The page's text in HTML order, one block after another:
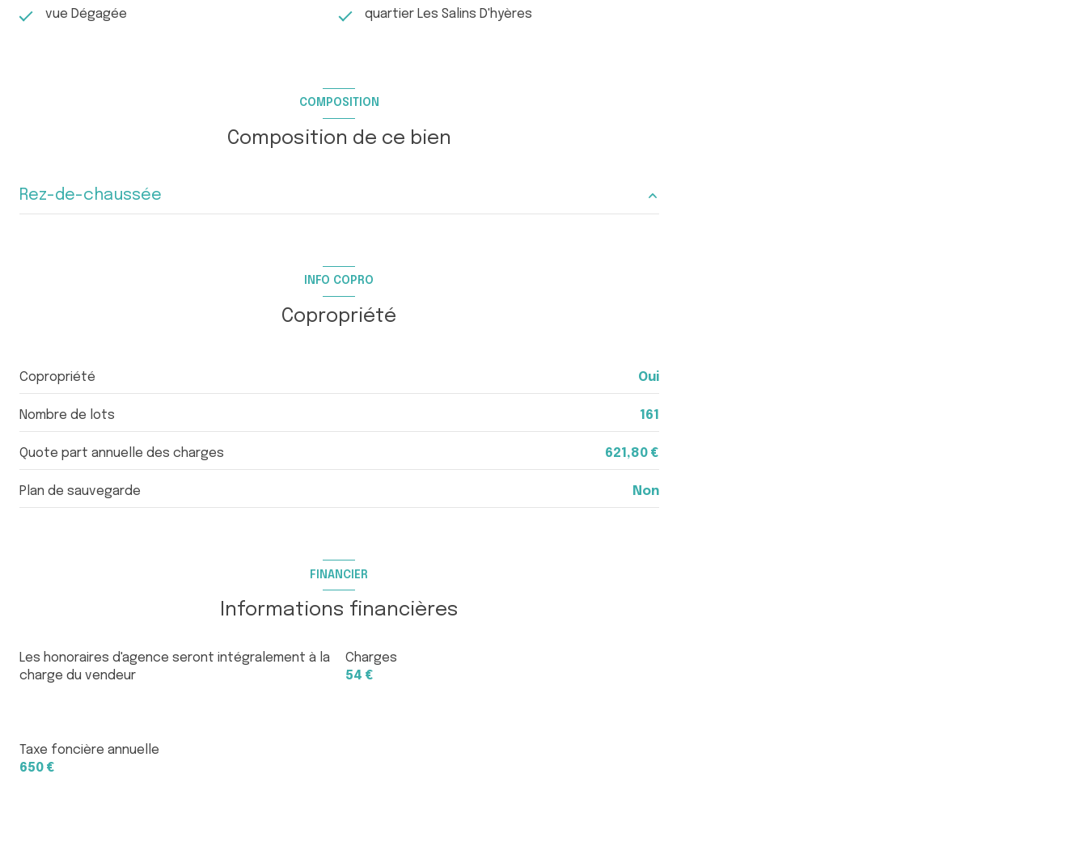
vue Dégagée quartier Les Salins D'hyères
COMPOSITION
Composition de ce bien
Rez-de-chaussée
INFO COPRO
Copropriété
Copropriété Oui
Nombre de lots 161
Quote part annuelle des charges 621,80 €
Plan de sauvegarde Non
FINANCIER
Informations financières
Les honoraires d'agence seront intégralement à la
charge du vendeur
Charges
54 €
Taxe foncière annuelle
650 €